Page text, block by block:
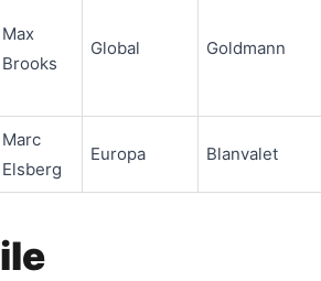
Max
Brooks
Global Goldmann
Marc
Elsberg
Europa Blanvalet